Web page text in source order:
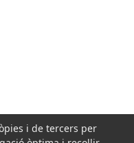
i de tercers per